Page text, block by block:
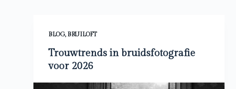
BLOG, BRUILOFT
Trouwtrends in bruidsfotografie
voor 2026